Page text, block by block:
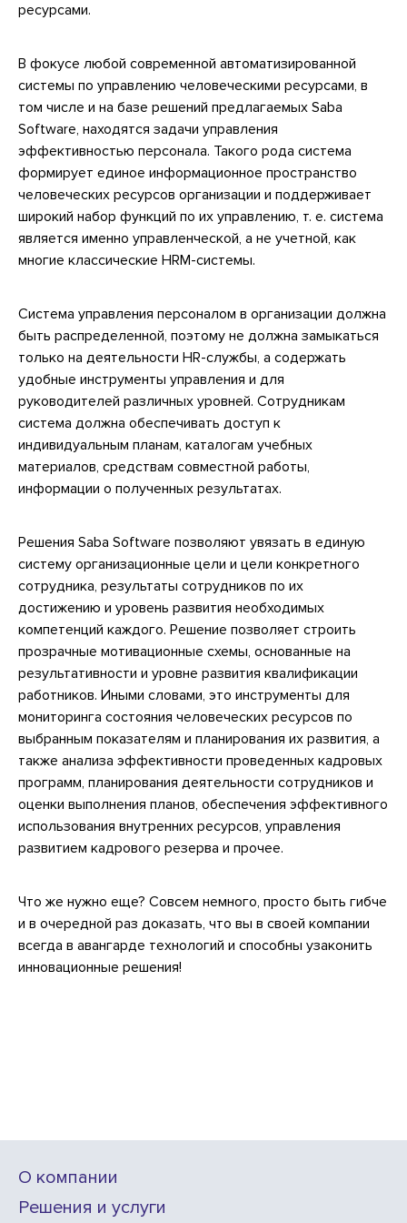
ресурсами.
В фокусе любой современной автоматизированной
системы по управлению человеческими ресурсами, в
том числе и на базе решений предлагаемых Saba
Software, находятся задачи управления
эффективностью персонала. Такого рода система
формирует единое информационное пространство
человеческих ресурсов организации и поддерживает
широкий набор функций по их управлению, т. е. система
является именно управленческой, а не учетной, как
многие классические HRM-системы.
Система управления персоналом в организации должна
быть распределенной, поэтому не должна замыкаться
только на деятельности HR-службы, а содержать
удобные инструменты управления и для
руководителей различных уровней. Сотрудникам
система должна обеспечивать доступ к
индивидуальным планам, каталогам учебных
материалов, средствам совместной работы,
информации о полученных результатах.
Решения Saba Software позволяют увязать в единую
систему организационные цели и цели конкретного
сотрудника, результаты сотрудников по их
достижению и уровень развития необходимых
компетенций каждого. Решение позволяет строить
прозрачные мотивационные схемы, основанные на
результативности и уровне развития квалификации
работников. Иными словами, это инструменты для
мониторинга состояния человеческих ресурсов по
выбранным показателям и планирования их развития, а
также анализа эффективности проведенных кадровых
программ, планирования деятельности сотрудников и
оценки выполнения планов, обеспечения эффективного
использования внутренних ресурсов, управления
развитием кадрового резерва и прочее.
Что же нужно еще? Совсем немного, просто быть гибче
и в очередной раз доказать, что вы в своей компании
всегда в авангарде технологий и способны узаконить
инновационные решения!
О компании
Решения и услуги